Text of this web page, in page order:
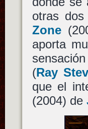
otras
Zone
aporta
(Ray
que el
(2004) de